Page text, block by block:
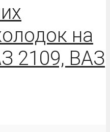
на
2109, ВАЗ